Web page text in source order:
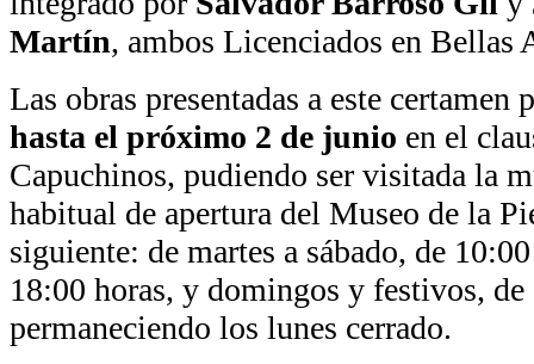
Martín, ambos Licenciados en Bellas
Las obras presentadas a este certamen
hasta el próximo 2 de junio en el
Capuchinos, pudiendo ser visitada la
habitual de apertura del Museo de la
siguiente: de martes a sábado, de
18:00 horas, y domingos y festivos,
permaneciendo los lunes cerrado.